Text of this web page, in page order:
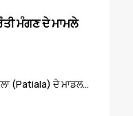
ਮੰਗਣ ਦੇ ਮਾਮਲੇ
(Patiala) ਦੇ ਮਾਡਲ...